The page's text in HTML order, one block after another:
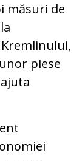
măsuri de
piese